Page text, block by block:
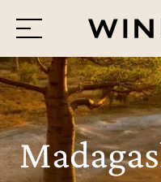
Menü
Reiseziele
Reisethemen